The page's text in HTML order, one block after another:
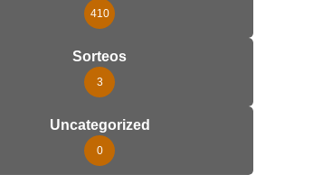
410
Sorteos
3
Uncategorized
0